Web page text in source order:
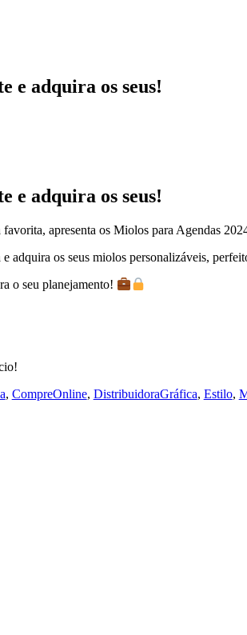
e adquira os seus!
e adquira os seus!
apresenta os Miolos para Agendas
os seus miolos personalizáveis,
o seu planejamento!
, CompreOnline, DistribuidoraGráfica, Estilo,